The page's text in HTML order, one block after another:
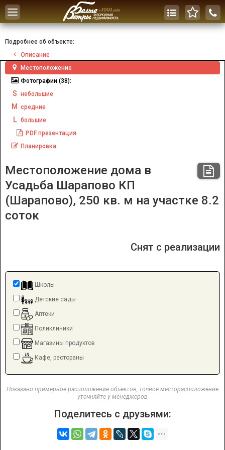
Toggle
navigation
Подробнее об объекте:
Описание
Местоположение
Фотографии (38):
S небольшие
M средние
L
большие
PDF презентация
Планировка
Местоположение дома в
Усадьба Шарапово КП
(Шарапово), 250 кв. м на участке 8.2
соток
Снят с реализации
Школы
Детские сады
Аптеки
Поликлиники
Магазины продуктов
Кафе, рестораны
Показано примерное расположение объектов, точное месторасположение
уточняйте у менеджеров
Поделитесь с друзьями: